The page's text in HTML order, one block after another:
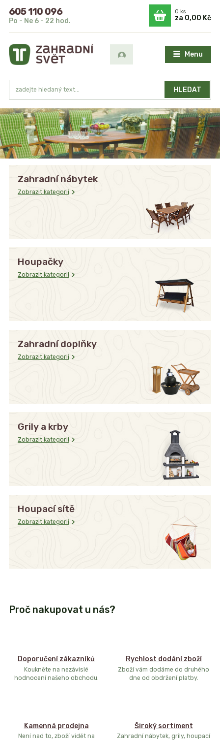
Menu
HLEDAT
605 110 096
Po - Ne 6 - 22 hod.
0ks
za 0,00 Kč
Zahradní nábytek
Zobrazit kategorii
Houpačky
Zobrazit kategorii
Zahradní doplňky
Zobrazit kategorii
Grily a krby
Zobrazit kategorii
Houpací sítě
Zobrazit kategorii
Proč nakupovat u nás?
Doporučení zákazníků
Koukněte na nezávislé
hodnocení našeho obchodu.
Rychlost dodání zboží
Zboží vám dodáme do druhého
dne od obdržení platby.
Kamenná prodejna
Není nad to, zboží vidět na
Široký sortiment
Zahradní nábytek, grily, houpací